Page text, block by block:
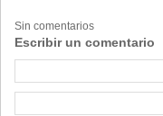
Sin comentarios
Escribir un comentario